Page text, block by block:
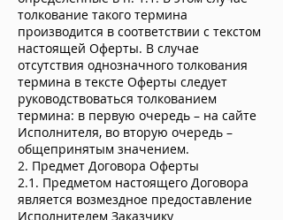
толкование такого термина
производится в соответствии с текстом
настоящей Оферты. В случае
отсутствия однозначного толкования
термина в тексте Оферты следует
руководствоваться толкованием
термина: в первую очередь – на сайте
Исполнителя, во вторую очередь –
общепринятым значением.
2. Предмет Договора Оферты
2.1. Предметом настоящего Договора
является возмездное предоставление
Исполнителем Заказчику